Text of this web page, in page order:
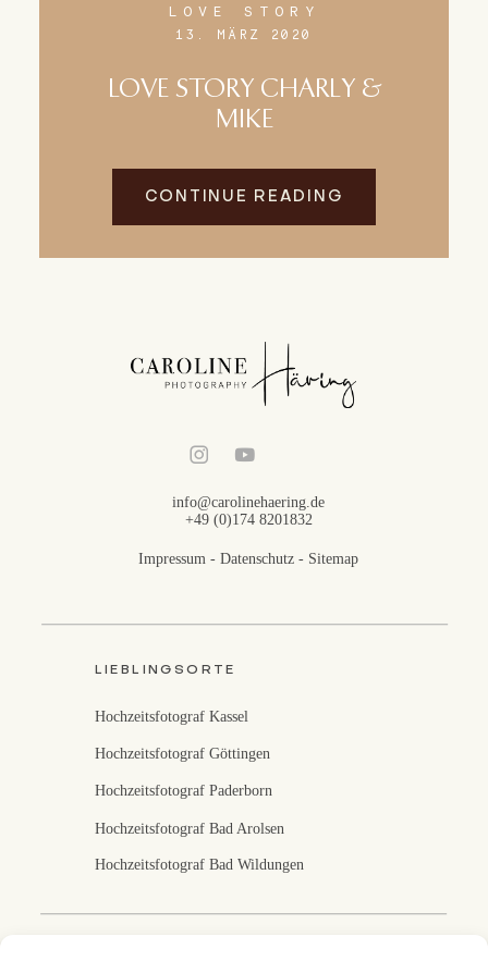
LOVE STORY
13. MÄRZ 2020
LOVE STORY CHARLY &
MIKE
CONTINUE READING
LIEBLINGSORTE
Hochzeitsfotograf Kassel
Hochzeitsfotograf Göttingen
Hochzeitsfotograf Paderborn
info@carolinehaering.de
+49 (0)174 8201832
Hochzeitsfotograf Bad Arolsen
Hochzeitsfotograf Bad Wildungen
Impressum -Datenschutz - Sitemap